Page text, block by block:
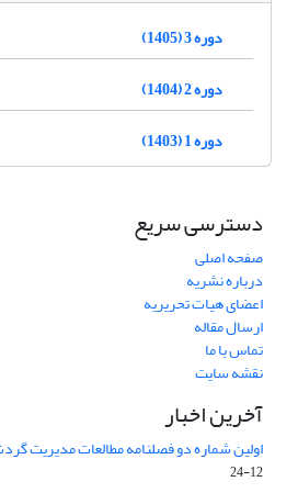
دوره 3 (1405)
دوره 2 (1404)
دوره 1 (1403)
دسترسی سریع
صفحه اصلی
درباره نشریه
اعضای هیات تحریریه
ارسال مقاله
تماس با ما
نقشه سایت
آخرین اخبار
اولین شماره دو فصلنامه مطالعات مدیریت
12-24